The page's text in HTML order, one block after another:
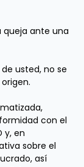
queja ante una
usted, no se
con el
y, en
sobre el
así